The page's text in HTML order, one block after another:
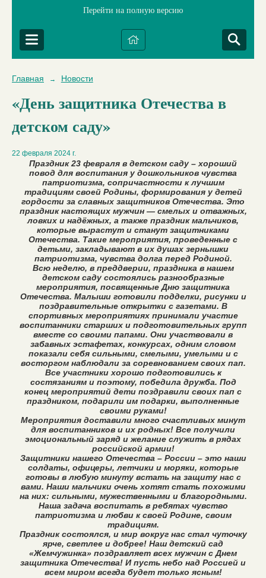
Перейти на полную версию
Главная → Новости
«День защитника Отечества в
детском саду»
22 февраля 2024 г.
Праздник 23 февраля в детском саду – хороший
повод для воспитания у дошкольников чувства
патриотизма, сопричастности к лучшим
традициям своей Родины, формирования у детей
гордости за славных защитников Отечества. Это
праздник настоящих мужчин — смелых и отважных,
ловких и надёжных, а также праздник мальчиков,
которые вырастут и станут защитниками
Отечества. Такие мероприятия, проведенные с
детьми, закладывают в их душах зернышки
патриотизма, чувства долга перед Родиной.
Всю неделю, в преддверии, праздника в нашем
детском саду состоялись разнообразные
мероприятия, посвященные Дню защитника
Отечества. Малыши готовили подделки, рисунки и
поздравительные открытки с газетами. В
спортивных мероприятиях принимали участие
воспитанники старших и подготовительных групп
вместе со своими папами. Они участвовали в
забавных эстафетах, конкурсах, одним словом
показали себя сильными, смелыми, умелыми и с
восторгом наблюдали за соревнованием своих пап.
Все участники хорошо подготовились к
состязаниям и поэтому, победила дружба. Под
конец мероприятий дети поздравили своих пап с
праздником, подарили им подарки, выполненные
своими руками!
Мероприятия доставили много счастливых минут
для воспитанников и их родных! Все получили
эмоциональный заряд и желание служить в рядах
российской армии!
Защитники нашего Отечества – России – это наши
солдаты, офицеры, летчики и моряки, которые
готовы в любую минуту встать на защиту нас с
вами. Наши мальчики очень хотят стать похожими
на них: сильными, мужественными и благородными.
Наша задача воспитать в ребятах чувство
патриотизма и любви к своей Родине, своим
традициям.
Праздник состоялся, и мир вокруг нас стал чуточку
ярче, светлее и добрее! Наш детский сад
«Жемчужинка» поздравляет всех мужчин с Днем
защитника Отечества! И пусть небо над Россией и
всем миром всегда будет только ясным!